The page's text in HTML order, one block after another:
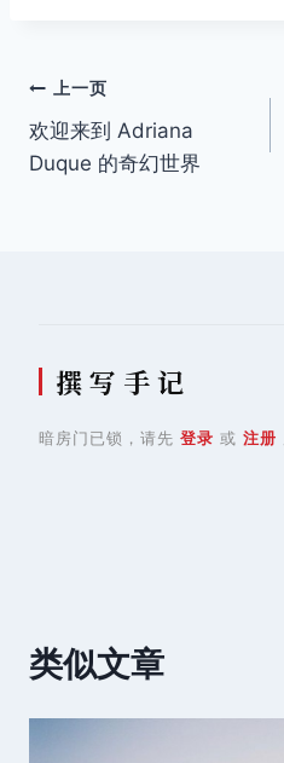
文
章
上一页
欢迎来到 Adriana
Duque 的奇幻世界
撰 写 手 记
暗房门已锁，请先 登录 或 注册
类似文章